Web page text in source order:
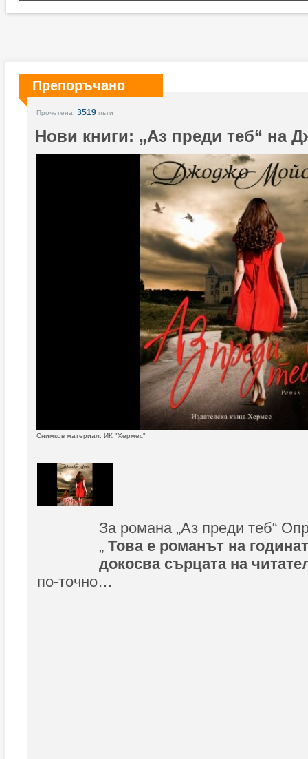
Препоръчано
Прочетена: 3519 пъти
Нови книги: „Аз преди теб“ на
Снимков материал: ИК "Хермес"
За романа „Аз преди теб“
„ Това е романът на
докосва сърцата на
по-точно…